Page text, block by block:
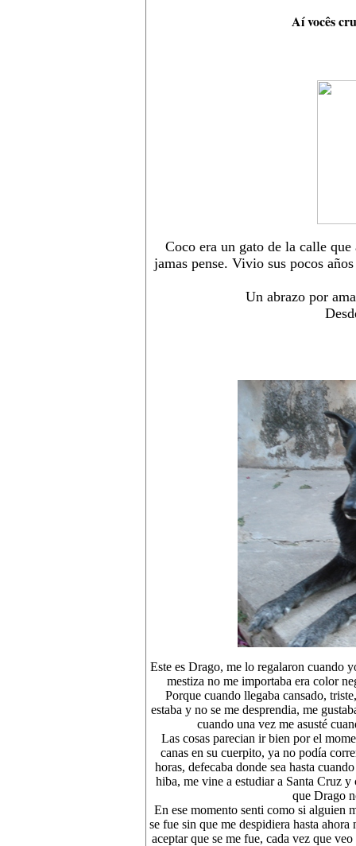
Aí vocês
Coco era un gato de la calle
jamas pense. Vivio sus pocos
Un abrazo por
Este es Drago, me lo regalaron cuando
mestiza no me importaba era color
Porque cuando llegaba cansado,
estaba y no se me desprendia, me
cuando una vez me asusté
Las cosas parecian ir bien por el
canas en su cuerpito, ya no podía
horas, defecaba donde sea hasta
hiba, me vine a estudiar a Santa Cruz
que Drago
En ese momento senti como si alguien
se fue sin que me despidiera hasta
aceptar que se me fue, cada vez que